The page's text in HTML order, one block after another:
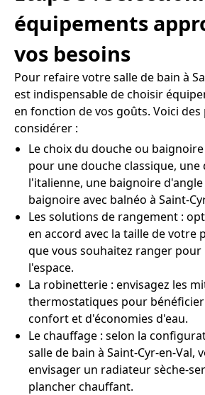
équipements
vos besoins
Pour refaire votre salle de bain à
est indispensable de choisir
en fonction de vos goûts. Voici des
considérer :
Le choix du douche ou
pour une douche classique, une
l'italienne, une baignoire
baignoire avec balnéo à Saint-
Les solutions de rangement :
en accord avec la taille de votre
que vous souhaitez ranger pour
l'espace.
La robinetterie : envisagez les
thermostatiques pour
confort et d'économies d'eau.
Le chauffage : selon la
salle de bain à Saint-Cyr-en-Val,
envisager un radiateur sèche-
plancher chauffant.